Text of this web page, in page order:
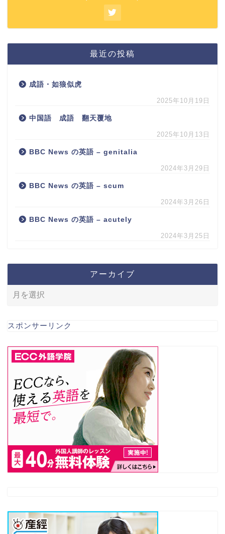
最近の投稿
成語・如狼似虎
2025年10月19日
中国語 成語 翻天覆地
2025年10月13日
BBC News の英語 – genitalia
2024年3月29日
BBC News の英語 – scum
2024年3月26日
BBC News の英語 – acutely
2024年3月25日
アーカイブ
スポンサーリンク